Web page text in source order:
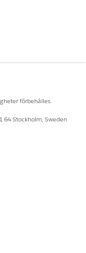
visas för
förbehålles.
64 Stockholm, Sweden